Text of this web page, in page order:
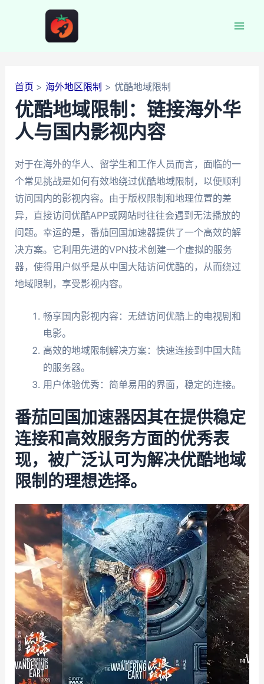
首页 海外地区限制 优酷地域限制
优酷地域限制：链接海外华
人与国内影视内容
对于在海外的华人、留学生和工作人员而言，面临的一
个常见挑战是如何有效地绕过优酷地域限制，以便顺利
访问国内的影视内容。由于版权限制和地理位置的差
异，直接访问优酷APP或网站时往往会遇到无法播放的
问题。幸运的是，番茄回国加速器提供了一个高效的解
决方案。它利用先进的VPN技术创建一个虚拟的服务
器，使得用户似乎是从中国大陆访问优酷的，从而绕过
地域限制，享受影视内容。
畅享国内影视内容：无缝访问优酷上的电视剧和
电影。
高效的地域限制解决方案：快速连接到中国大陆
的服务器。
用户体验优秀：简单易用的界面，稳定的连接。
番茄回国加速器因其在提供稳定
连接和高效服务方面的优秀表
现，被广泛认可为解决优酷地域
限制的理想选择。